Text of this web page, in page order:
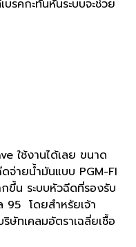
รคกะทันหันระบบจะช่วย
ใช้งานได้เลย ขนาด
จ่ายน้ำมันแบบ PGM-FI
ขึ้น ระบบหัวฉีดที่รองรับ
95 โดยสำหรัยเจ้า
ษัทเคลมอัตราเฉลี่ยเชื้อ